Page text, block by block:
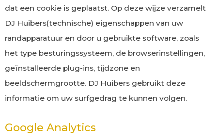
dat een cookie is geplaatst. Op deze wijze verzamelt
DJ Huibers(technische) eigenschappen van uw
randapparatuur en door u gebruikte software, zoals
het type besturingssysteem, de browserinstellingen,
geïnstalleerde plug-ins, tijdzone en
beeldschermgrootte. DJ Huibers gebruikt deze
informatie om uw surfgedrag te kunnen volgen.
Google Analytics